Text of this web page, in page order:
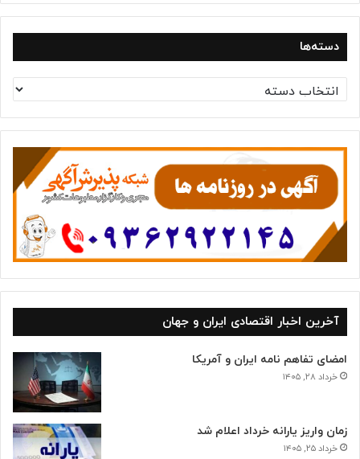
دسته‌ها
س
ت
ه‌
ه
آخرین اخبار اقتصادی ایران و جهان
امضای تفاهم نامه ایران و آمریکا
خرداد ۲۸, ۱۴۰۵
زمان واریز یارانه خرداد اعلام شد
خرداد ۲۵, ۱۴۰۵